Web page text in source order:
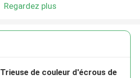
Regardez plus
Trieuse de couleur d'écrous de